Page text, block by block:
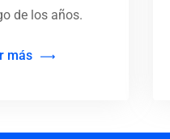
de los años.
más